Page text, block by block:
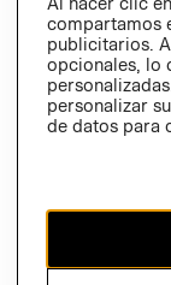
compartamos
publicitarios.
opcionales, lo
personalizar
de datos para